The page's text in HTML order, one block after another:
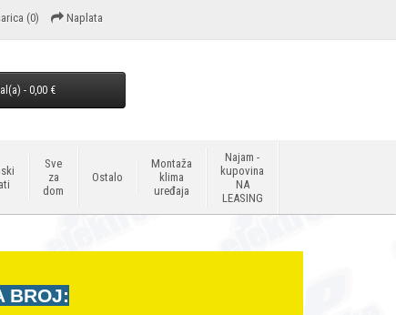
(0) Naplata
- 0,00 €
Sve
za
dom
Ostalo
Montaža
klima
uređaja
Najam -
kupovina
NA
LEASING
BROJ: